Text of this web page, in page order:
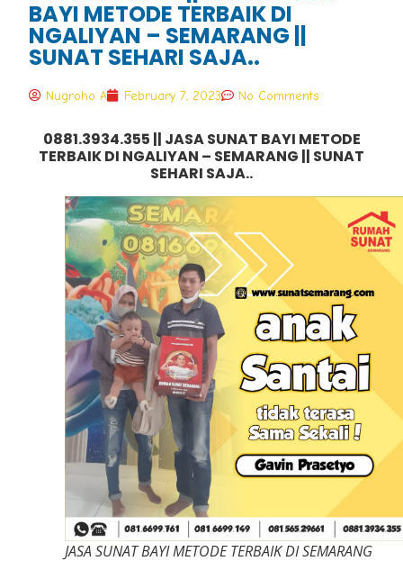
BAYI METODE TERBAIK DI
NGALIYAN – SEMARANG ||
SUNAT SEHARI SAJA..
Nugroho A February 7, 2023 No Comments
0881.3934.355 || JASA SUNAT BAYI METODE
TERBAIK DI NGALIYAN – SEMARANG || SUNAT
SEHARI SAJA..
JASA SUNAT BAYI METODE TERBAIK DI SEMARANG